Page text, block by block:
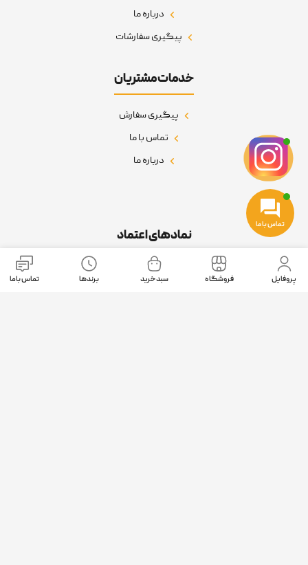
درباره ما
پیگیری سفارشات
خدمات مشتریان
پیگیری سفارش
تماس با ما
درباره ما
نمادهای اعتماد
پروفایل فروشگاه سبد خرید برندها تماس باما
تماس با ما